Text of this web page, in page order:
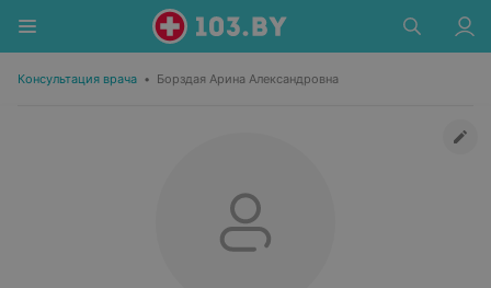
Консультация врача • Борздая Арина Александровна